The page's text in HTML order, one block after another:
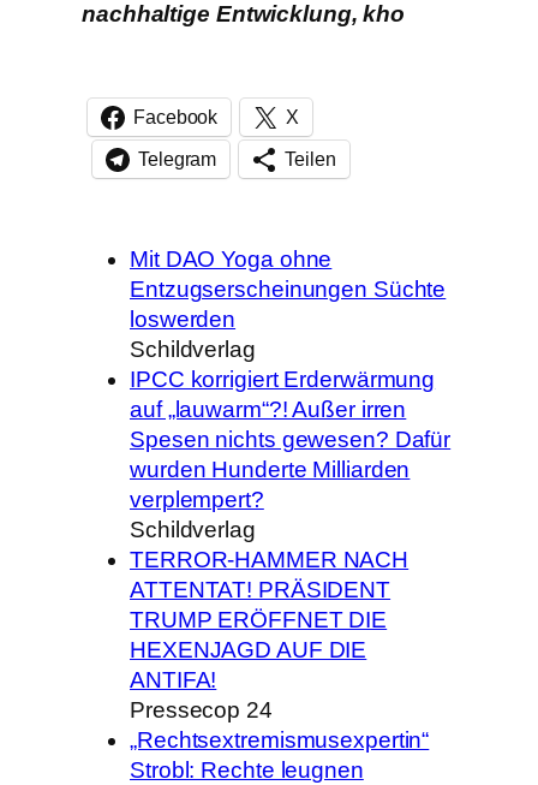
nachhaltige Entwicklung, kho
Facebook X
Telegram Teilen
Mit DAO Yoga ohne
Entzugserscheinungen Süchte
loswerden
Schildverlag
IPCC korrigiert Erderwärmung
auf „lauwarm“?! Außer irren
Spesen nichts gewesen? Dafür
wurden Hunderte Milliarden
verplempert?
Schildverlag
TERROR-HAMMER NACH
ATTENTAT! PRÄSIDENT
TRUMP ERÖFFNET DIE
HEXENJAGD AUF DIE
ANTIFA!
Pressecop 24
„Rechtsextremismusexpertin“
Strobl: Rechte leugnen